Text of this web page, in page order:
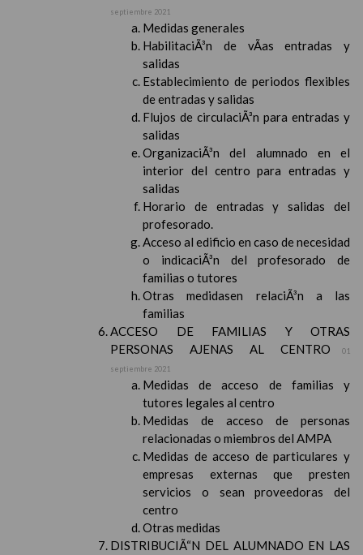
septiembre 2021
Medidas generales
HabilitaciÃ³n de vÃ­as entradas y
salidas
Establecimiento de periodos flexibles
de entradas y salidas
Flujos de circulaciÃ³n para entradas y
salidas
OrganizaciÃ³n del alumnado en el
interior del centro para entradas y
salidas
Horario de entradas y salidas del
profesorado.
Acceso al edificio en caso de necesidad
o indicaciÃ³n del profesorado de
familias o tutores
Otras medidasen relaciÃ³n a las
familias
ACCESO DE FAMILIAS Y OTRAS
PERSONAS AJENAS AL CENTRO
01
septiembre 2021
Medidas de acceso de familias y
tutores legales al centro
Medidas de acceso de personas
relacionadas o miembros del AMPA
Medidas de acceso de particulares y
empresas externas que presten
servicios o sean proveedoras del
centro
Otras medidas
DISTRIBUCIÃ“N DEL ALUMNADO EN LAS